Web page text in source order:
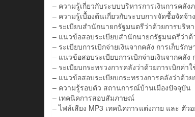
– ความรู้เกี่ยวกับระบบบริหารการเงินการคลั
– ความรู้เบื้องต้นเกี่ยวกับระบบการจัดซื้อจัดจ้
– ระเบียบสำนักนายกรัฐมนตรีว่าด้วยการบริ
– แนวข้อสอบระเบียบสำนักนายกรัฐมนตรีว่า
– ระเบียบการเบิกจ่ายเงินจากคลัง การเก็บรัก
– แนวข้อสอบระเบียบการเบิกจ่ายเงินจากคลัง
– ระเบียบกระทรวงการคลังว่าด้วยการเบิกค่
– แนวข้อสอบระเบียบกระทรวงการคลังว่าด้ว
– ความรู้รอบตัว สถานการณ์บ้านเมืองปัจจุบัน
– เทคนิคการสอบสัมภาษณ์
– ไฟล์เสียง MP3 เทคนิคการแต่งกาย และ ตั